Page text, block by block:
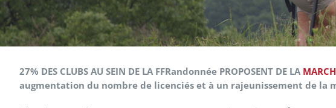
27% DES CLUBS AU SEIN DE LA FFRandonnée PROPOSENT DE LA
augmentation du nombre de licenciés et à un rajeunissement de la